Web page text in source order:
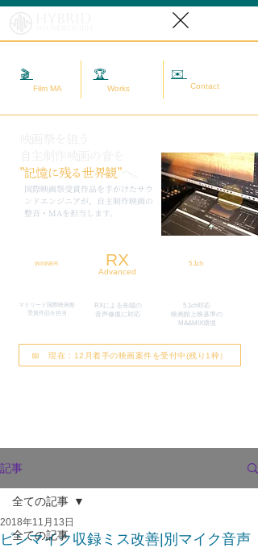
🎬
Film MA
🏆
Works
✉️
Contact
​国際映画祭受賞作品を手がけたサウ
ンドエンジニアが、自主制作映画の
整音・MAを担当します。
”記憶に残る世界観”へ。
WINNER RX
Advanced
マドリード国際映画祭
​受賞作品を担当
RXによる先端の
​音声修復に対応
5.1ch
5.1ch対応
映画館上映基準の
MA&MIX環境
📅 現在：12月着手の映画案件を受付中(残り1枠）
記事
全ての記事
全ての記事
ピンマイク収録ミス改善|別マイク音声
2018年11月13日